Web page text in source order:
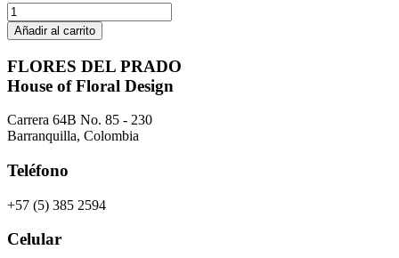
Anahí
cantidad
Añadir al carrito
FLORES DEL PRADO
House of Floral Design
Carrera 64B No. 85 - 230
Barranquilla, Colombia
Teléfono
+57 (5) 385 2594
Celular